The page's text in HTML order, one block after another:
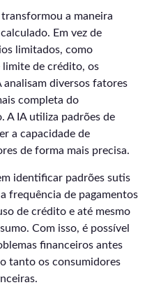
a maneira
Em vez de
limitados, como
limite de crédito, os
analisam diversos fatores
completa do
A IA utiliza padrões de
a capacidade de
de forma mais precisa.
identificar padrões sutis
frequência de pagamentos
de crédito e até mesmo
Com isso, é possível
financeiros antes
tanto os consumidores